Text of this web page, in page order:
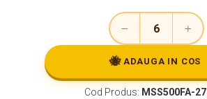
🐝 ADAUGA IN COS
Cod Produs: MSS500FA-